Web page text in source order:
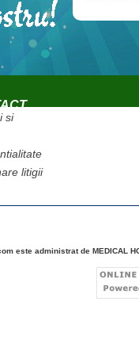
si
litigii
este administrat de MEDICAL